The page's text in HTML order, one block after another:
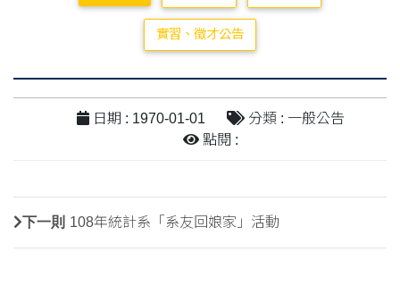
實習、徵才公告
日期 : 1970-01-01
分類 : 一般公告
點閱 :
下一則 108年統計系「系友回娘家」活動